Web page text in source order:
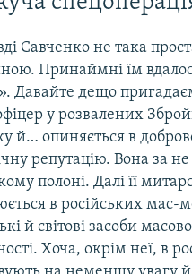
Савченко не така
Принаймні їм
Давайте дещо
у розвалених
й… опиняється в
репутацію. Вона за
полоні. Далі її
в російських
й світові засоби
Хоча, окрім неї, в